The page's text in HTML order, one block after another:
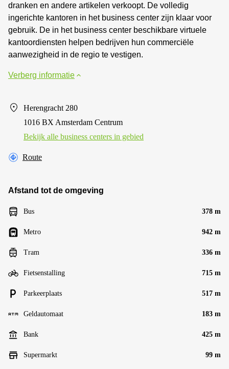
dranken en andere artikelen verkoopt. De volledig
ingerichte kantoren in het business center zijn klaar voor
gebruik. De in het business center beschikbare virtuele
kantoordiensten helpen bedrijven hun commerciële
aanwezigheid in de regio te vestigen.
Verberg informatie
Herengracht 280
1016 BX Amsterdam Centrum
Bekijk alle business centers in gebied
Route
Afstand tot de omgeving
Bus 378 m
Metro 942 m
Tram 336 m
Fietsenstalling 715 m
Parkeerplaats 517 m
Geldautomaat 183 m
Bank 425 m
Supermarkt 99 m